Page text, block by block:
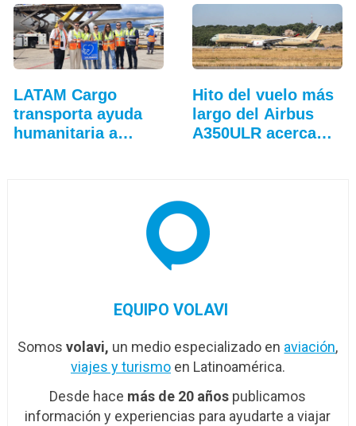
LATAM Cargo
transporta ayuda
humanitaria a
Hito del vuelo más
largo del Airbus
A350ULR acerca…
EQUIPO VOLAVI
Somosvolavi, un medio especializado en aviación,
viajes y turismoen Latinoamérica.
Desde hace más de 20 años publicamos
información y experiencias para ayudarte a viajar